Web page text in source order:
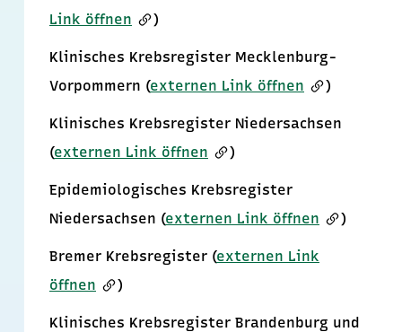
Link öffnen
)
Klinisches Krebsregister Mecklenburg-
Vorpommern (externen Link öffnen )
Klinisches Krebsregister Niedersachsen
(externen Link öffnen )
Epidemiologisches Krebsregister
Niedersachsen (externen Link öffnen )
Bremer Krebsregister (externen Link
öffnen
)
Klinisches Krebsregister Brandenburg und